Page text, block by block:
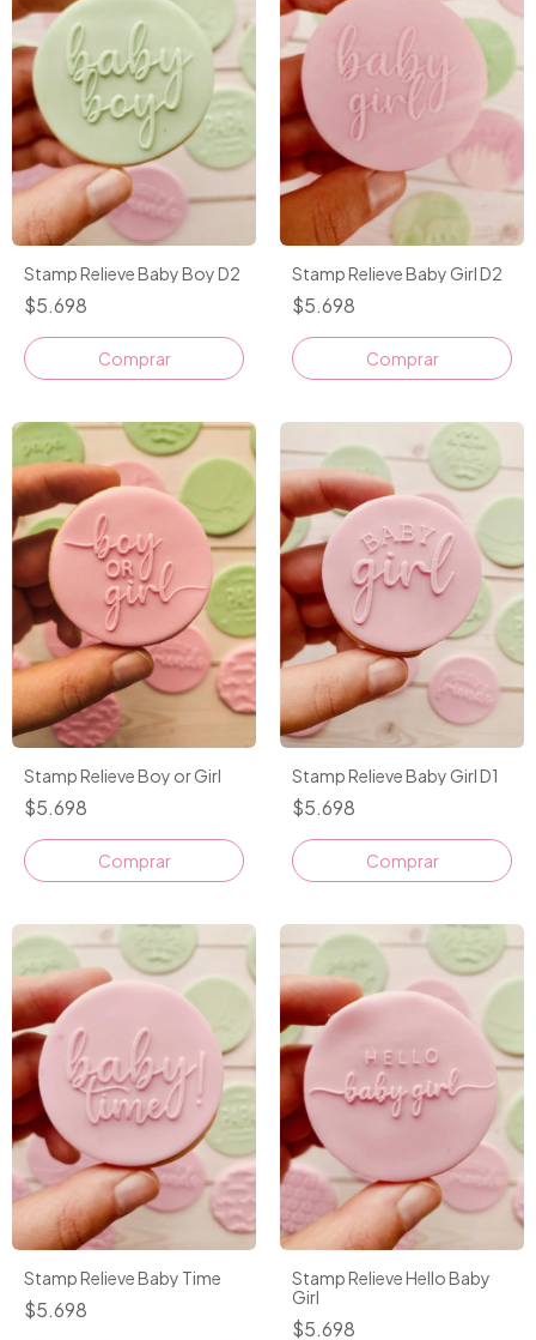
Stamp Relieve Baby Boy D2
$5.698
Stamp Relieve Baby Girl D2
$5.698
Stamp Relieve Boy or Girl
$5.698
Stamp Relieve Baby Girl D1
$5.698
Stamp Relieve Baby Time
$5.698
Stamp Relieve Hello Baby
Girl
$5.698